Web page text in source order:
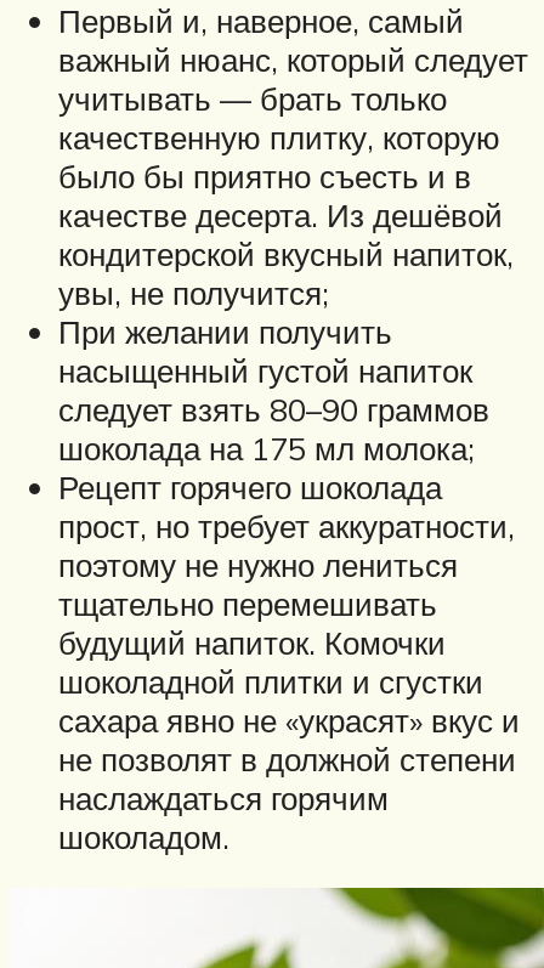
Первый и, наверное, самый
важный нюанс, который следует
учитывать — брать только
качественную плитку, которую
было бы приятно съесть и в
качестве десерта. Из дешёвой
кондитерской вкусный напиток,
увы, не получится;
При желании получить
насыщенный густой напиток
следует взять 80–90 граммов
шоколада на 175 мл молока;
Рецепт горячего шоколада
прост, но требует аккуратности,
поэтому не нужно лениться
тщательно перемешивать
будущий напиток. Комочки
шоколадной плитки и сгустки
сахара явно не «украсят» вкус и
не позволят в должной степени
наслаждаться горячим
шоколадом.